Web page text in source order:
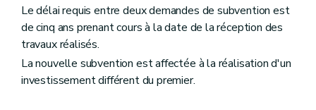
Le délai requis entre deux demandes de subvention est
de cinq ans prenant cours à la date de la réception des
travaux réalisés.
La nouvelle subvention est affectée à la réalisation d'un
investissement différent du premier.